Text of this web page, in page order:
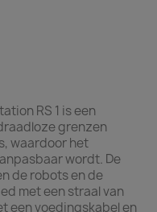
RS 1 is een
grenzen
waardoor het
wordt. De
de robots en de
met een straal van
een voedingskabel en